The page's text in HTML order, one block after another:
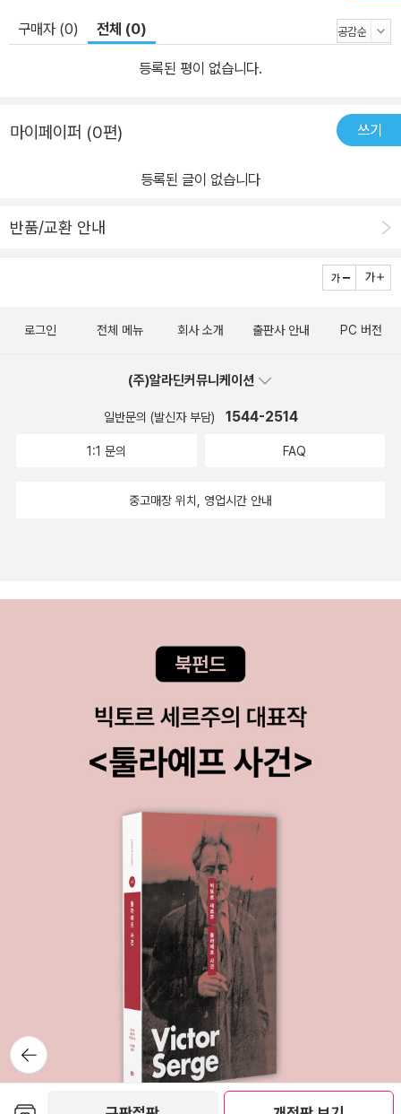
구매자 (0) 전체 (0)
등록된 평이 없습니다.
마이페이퍼 (0편) 쓰기
등록된 글이 없습니다
반품/교환 안내
뒤로가
기
로그인 전체 메뉴 회사 소개 출판사 안내 PC 버전
(주)알라딘커뮤니케이션
일반문의 (발신자 부담) 1544-2514
1:1 문의 FAQ
중고매장 위치, 영업시간 안내